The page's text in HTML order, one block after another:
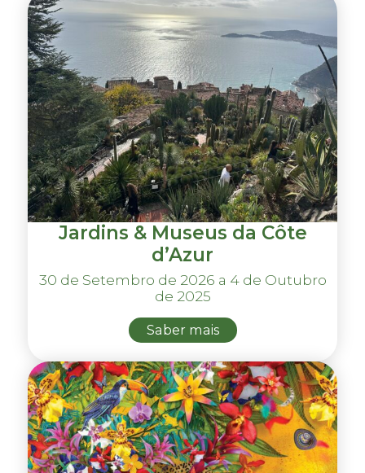
Jardins & Museus da Côte
d’Azur
30 de Setembro de 2026 a 4 de Outubro
de 2025
Saber mais